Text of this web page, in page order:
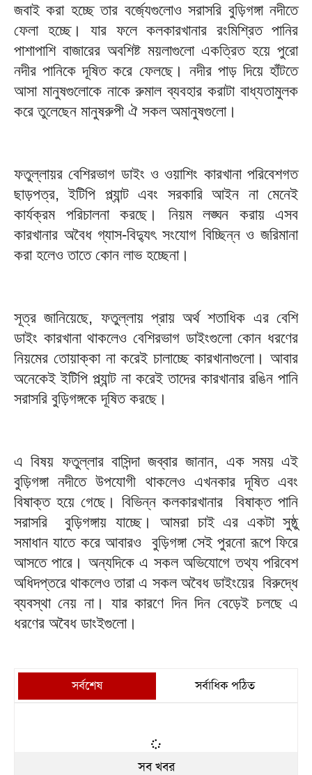
জবাই করা হচ্ছে তার বর্জ্যেগুলোও সরাসরি বুড়িগঙ্গা নদীতে
ফেলা হচ্ছে। যার ফলে কলকারখানার রংমিশ্রিত পানির
পাশাপাশি বাজারের অবশিষ্ট ময়লাগুলো একত্রিত হয়ে পুরো
নদীর পানিকে দূষিত করে ফেলছে। নদীর পাড় দিয়ে হাঁটতে
আসা মানুষগুলোকে নাকে রুমাল ব্যবহার করাটা বাধ্যতামুলক
করে তুলেছেন মানুষরুপী ঐ সকল অমানুষগুলো।
‎ফতুল্লায়র বেশিরভাগ ডাইং ও ওয়াশিং কারখানা পরিবেশগত
ছাড়পত্র, ইটিপি প্ল্যান্ট এবং সরকারি আইন না মেনেই
কার্যক্রম পরিচালনা করছে। নিয়ম লঙ্ঘন করায় এসব
কারখানার অবৈধ গ্যাস-বিদ্যুৎ সংযোগ বিচ্ছিন্ন ও জরিমানা
করা হলেও তাতে কোন লাভ হচ্ছেনা।
সূত্র জানিয়েছে, ফতুল্লায় প্রায় অর্থ শতাধিক এর বেশি
ডাইং কারখানা থাকলেও বেশিরভাগ ডাইংগুলো কোন ধরণের
নিয়মের তোয়াক্কা না করেই চালাচ্ছে কারখানাগুলো। আবার
অনেকেই ইটিপি প্ল্যান্ট না করেই তাদের কারখানার রঙিন পানি
সরাসরি বুড়িগঙ্গকে দূষিত করছে।
‎এ বিষয় ফতুল্লার বাসিন্দা জব্বার জানান, এক সময় এই
বুড়িগঙ্গা নদীতে উপযোগী থাকলেও এখনকার দূষিত এবং
বিষাক্ত হয়ে গেছে। বিভিন্ন কলকারখানার বিষাক্ত পানি
সরাসরি বুড়িগঙ্গায় যাচ্ছে। আমরা চাই এর একটা সুষ্ঠু
সমাধান যাতে করে আবারও বুড়িগঙ্গা সেই পুরনো রূপে ফিরে
আসতে পারে। অন্যদিকে এ সকল অভিযোগে তথ্য পরিবেশ
অধিদপ্তরে থাকলেও তারা এ সকল অবৈধ ডাইংয়ের বিরুদ্ধে
ব্যবস্থা নেয় না। যার কারণে দিন দিন বেড়েই চলছে এ
ধরণের অবৈধ ডাংইগুলো।
সর্বশেষ সর্বাধিক পঠিত
সব খবর